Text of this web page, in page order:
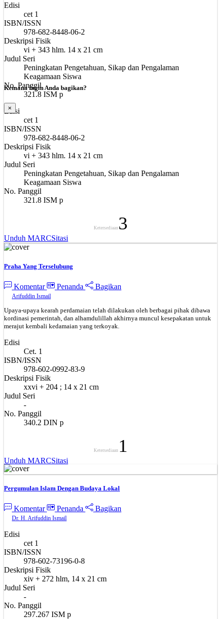
Edisi
cet 1
ISBN/ISSN
978-682-8448-06-2
Deskripsi Fisik
vi + 343 hlm. 14 x 21 cm
Judul Seri
Peningkatan Pengetahuan, Sikap dan Pengalaman
Keagamaan Siswa
No. Panggil
321.8 ISM p
Edisi
cet 1
ISBN/ISSN
978-682-8448-06-2
Deskripsi Fisik
vi + 343 hlm. 14 x 21 cm
Judul Seri
Peningkatan Pengetahuan, Sikap dan Pengalaman
Keagamaan Siswa
No. Panggil
321.8 ISM p
Ketersediaan 3
Unduh MARCSitasi
Praha Yang Terselubung
Komentar Penanda Bagikan
Arifuddin Ismail
Upaya-upaya kearah perdamaian telah dilakukan oleh berbagai pihak dibawa
kordinasi pemerintah, dan alhamdulillah akhirnya muncul kesepakatan untuk
merajut kembali kedamaian yang terkoyak.
Edisi
Cet. 1
ISBN/ISSN
978-602-0992-83-9
Deskripsi Fisik
xxvi + 204 ; 14 x 21 cm
Judul Seri
-
No. Panggil
340.2 DIN p
Ketersediaan 1
Unduh MARCSitasi
Pergumulan Islam Dengan Budaya Lokal
Komentar Penanda Bagikan
Dr. H. Arifuddin Ismail
Edisi
cet 1
ISBN/ISSN
978-602-73196-0-8
Deskripsi Fisik
xiv + 272 hlm, 14 x 21 cm
Judul Seri
-
No. Panggil
297.267 ISM p
Kemana ingin Anda bagikan?
×